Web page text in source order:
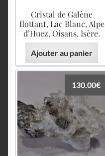
Cristal de Galène
flottant, Lac Blanc, Alpe
d’Huez, Oisans, Isère.
Ajouter au panier
130.00€